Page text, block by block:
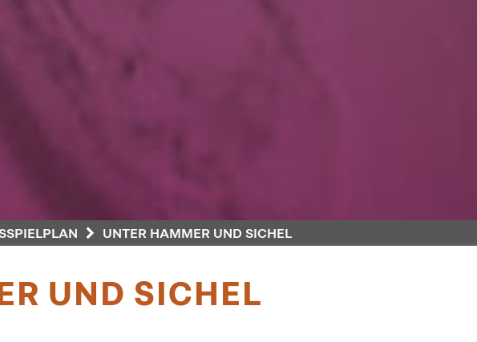
UNTER HAMMER UND SICHEL
UND SICHEL